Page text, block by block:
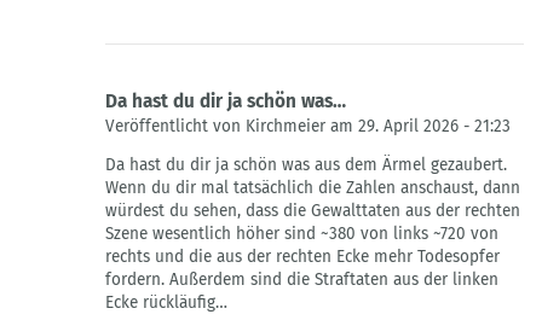
Da hast du dir ja schön was…
Veröffentlicht von Kirchmeier am 29. April 2026 - 21:23
auf
...man
ist
extrem,
wenn
man…
von
Da hast du dir ja schön was aus dem Ärmel gezaubert.
Wenn du dir mal tatsächlich die Zahlen anschaust, dann
würdest du sehen, dass die Gewalttaten aus der rechten
Szene wesentlich höher sind ~380 von links ~720 von
rechts und die aus der rechten Ecke mehr Todesopfer
fordern. Außerdem sind die Straftaten aus der linken
Ecke rückläufig…